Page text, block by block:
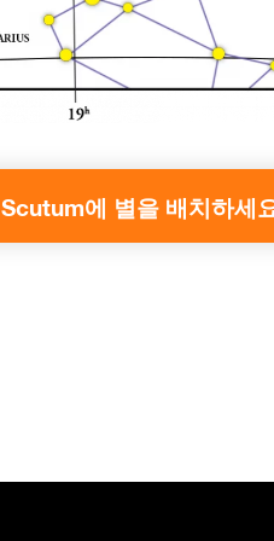
Scutum에 별을 배치하세